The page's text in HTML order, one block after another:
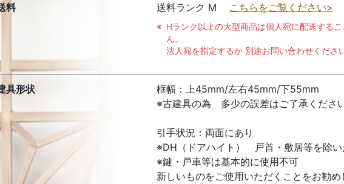
料 送料ランク M こちらをご覧ください>
Hランク以上の大型商品は個人宛に配送する
ん。
法人宛を指定するか 別途お問い合わせください
具形状
框幅：上45mm/左右45mm/下55mm
※古建具の為 多少の誤差はご了承くださ
引手状況：両面にあり
※DH（ドアハイト） 戸首・敷居等を除い
※鍵・戸車等は基本的に使用不可
新しいものをご使用いただくことをお勧め